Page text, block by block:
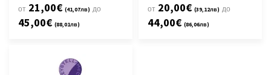
от 21,00€ (41,07лв) до
45,00€ (88,01лв)
от 20,00€ (39,12лв) до
44,00€ (86,06лв)